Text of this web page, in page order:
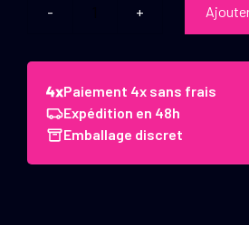
quantité
Vector
Optics
Lunette
Paragon
Paiement 4x sans frais
Expédition en 48h
Emballage discret